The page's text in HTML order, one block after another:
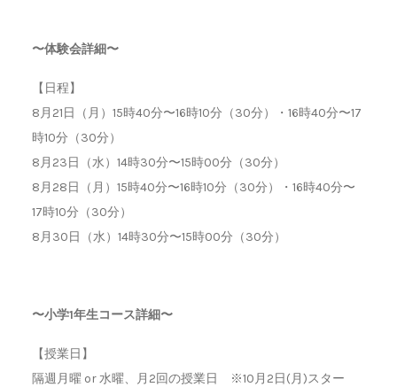
〜体験会詳細〜
【日程】
8月21日（月）15時40分〜16時10分（30分）・16時40分〜17
時10分（30分）
8月23日（水）14時30分〜15時00分（30分）
8月28日（月）15時40分〜16時10分（30分）・16時40分〜
17時10分（30分）
8月30日（水）14時30分〜15時00分（30分）
〜小学1年生コース詳細〜
【授業日】
隔週月曜 or 水曜、月2回の授業日 ※10月2日(月)スター